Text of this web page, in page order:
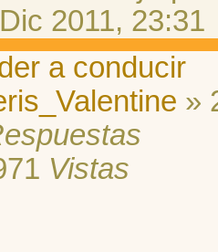
2011, 23:31
a conducir
»
Vistas